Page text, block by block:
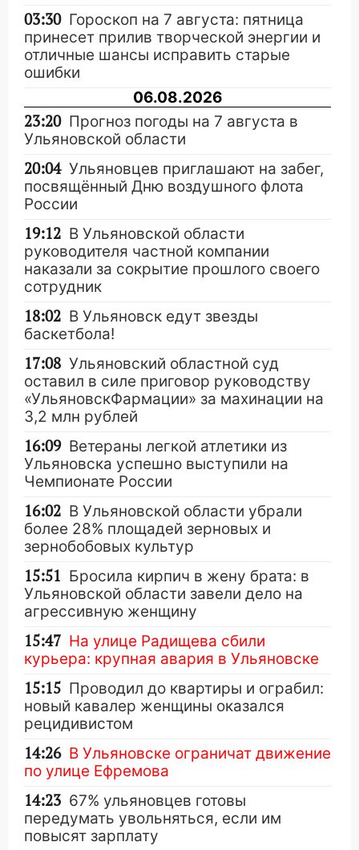
03:30 Гороскоп на 7 августа: пятница
принесет прилив творческой энергии и
отличные шансы исправить старые
ошибки
06.08.2026
23:20 Прогноз погоды на 7 августа в
Ульяновской области
20:04 Ульяновцев приглашают на забег,
посвящённый Дню воздушного флота
России
19:12 В Ульяновской области
руководителя частной компании
наказали за сокрытие прошлого своего
сотрудник
18:02 В Ульяновск едут звезды
баскетбола!
17:08 Ульяновский областной суд
оставил в силе приговор руководству
«УльяновскФармации» за махинации на
3,2 млн рублей
16:09 Ветераны легкой атлетики из
Ульяновска успешно выступили на
Чемпионате России
16:02 В Ульяновской области убрали
более 28% площадей зерновых и
зернобобовых культур
15:51 Бросила кирпич в жену брата: в
Ульяновской области завели дело на
агрессивную женщину
15:47 На улице Радищева сбили
курьера: крупная авария в Ульяновске
15:15 Проводил до квартиры и ограбил:
новый кавалер женщины оказался
рецидивистом
14:26 В Ульяновске ограничат движение
по улице Ефремова
14:23 67% ульяновцев готовы
передумать увольняться, если им
повысят зарплату